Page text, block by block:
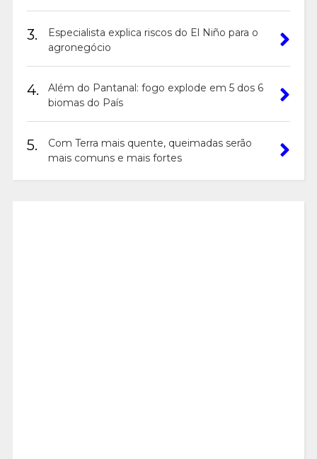
3.
Especialista explica riscos do El Niño para o
agronegócio
4.
Além do Pantanal: fogo explode em 5 dos 6
biomas do País
5.
Com Terra mais quente, queimadas serão
mais comuns e mais fortes